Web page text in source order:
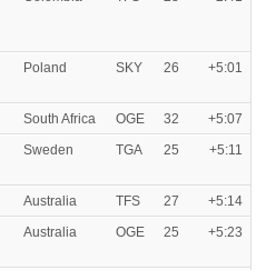
Poland SKY 26 +5:01
South Africa OGE 32
+5:07
Sweden TGA 25 +5:11
Australia TFS 27
+5:14
Australia OGE 25 +5:23